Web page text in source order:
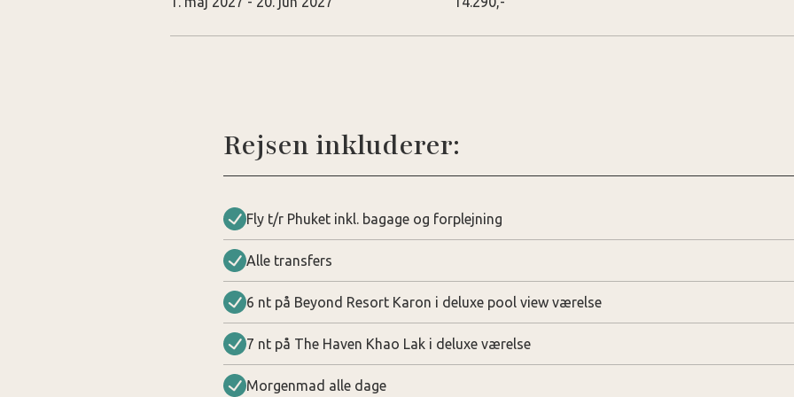
Rejsen inkluderer:
Fly t/r Phuket inkl. bagage og forplejning
Alle transfers
6 nt på Beyond Resort Karon i deluxe pool view værelse
7 nt på The Haven Khao Lak i deluxe værelse
Morgenmad alle dage